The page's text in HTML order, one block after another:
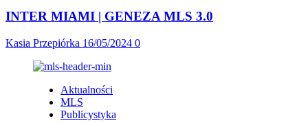
INTER MIAMI | GENEZA MLS 3.0
Kasia Przepiórka 16/05/2024 0
Aktualności
MLS
Publicystyka